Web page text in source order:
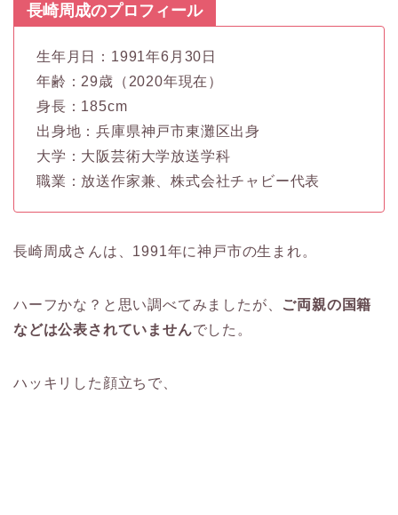
長崎周成のプロフィール
生年月日：1991年6月30日
年齢：29歳（2020年現在）
身長：185cm
出身地：兵庫県神戸市東灘区出身
大学：大阪芸術大学放送学科
職業：放送作家兼、株式会社チャビー代表
長崎周成さんは、1991年に神戸市の生まれ。
ハーフかな？と思い調べてみましたが、 ご両親の国籍
などは公表されていませんでした。
ハッキリした顔立ちで、